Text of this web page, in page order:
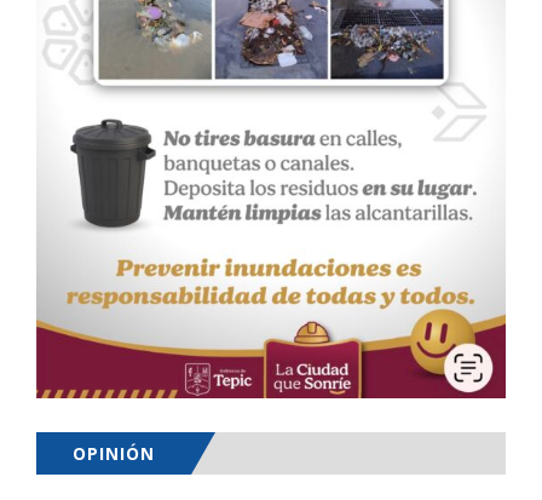
OPINIÓN